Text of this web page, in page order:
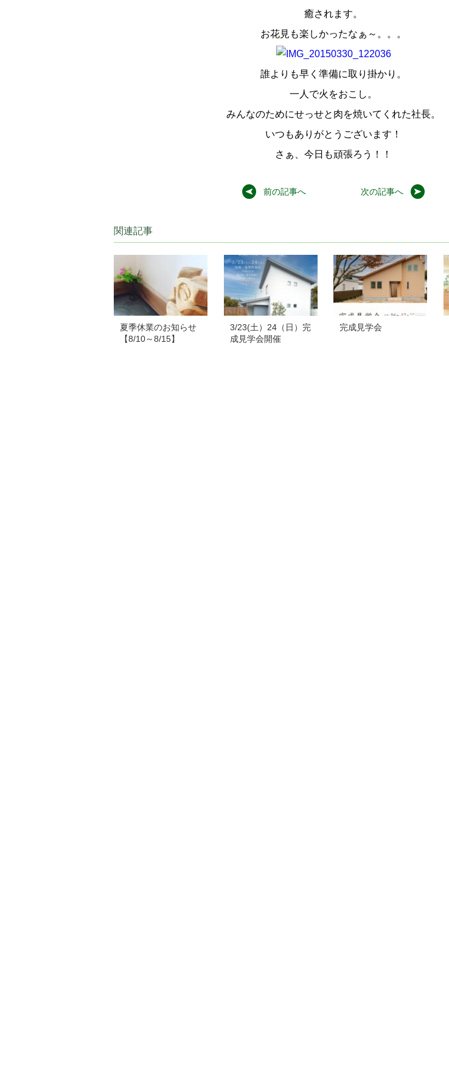
癒されます。
お花見も楽しかったなぁ～。。。
誰よりも早く準備に取り掛かり。
一人で火をおこし。
みんなのためにせっせと肉を焼いてくれた社長。
いつもありがとうございます！
さぁ、今日も頑張ろう！！
前の記事へ 次の記事へ
関連記事
夏季休業のお知らせ
【8/10～8/15】
3/23(土）24（日）完
成見学会開催
完成見学会